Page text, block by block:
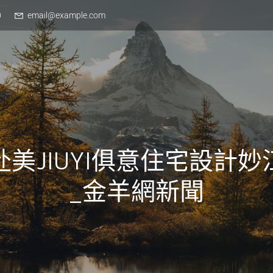
email@example.com
美JIUYI俱意住宅設計妙
_金羊網新聞